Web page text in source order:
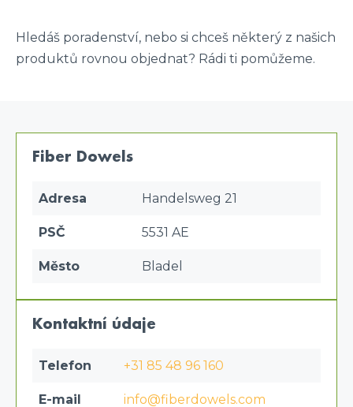
Hledáš poradenství, nebo si chceš některý z našich
produktů rovnou objednat? Rádi ti pomůžeme.
Fiber Dowels
Adresa Handelsweg 21
PSČ 5531 AE
Město Bladel
Kontaktní údaje
Telefon +31 85 48 96 160
E-mail info@fiberdowels.com